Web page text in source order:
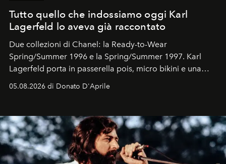
Tutto quello che indossiamo oggi Karl
Lagerfeld lo aveva già raccontato
Due collezioni di Chanel: la Ready-to-Wear
Spring/Summer 1996 e la Spring/Summer 1997. Karl
Lagerfeld porta in passerella pois, micro bikini e una
logomania pensata per la spiaggia
Kate, Claudia e Carla una dietro l'altra. Trent'anni dopo,
uno dei documenti più contemporanei che abbiamo.
05.08.2026 di Donato D'Aprile